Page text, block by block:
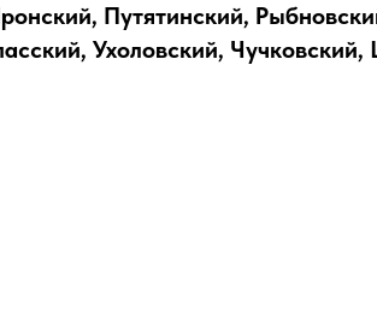
Путятинский,
Ухоловский,